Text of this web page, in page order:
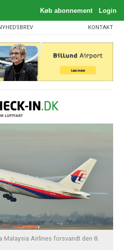
KONTAKT
Malaysia Airlines forsvandt den 8.